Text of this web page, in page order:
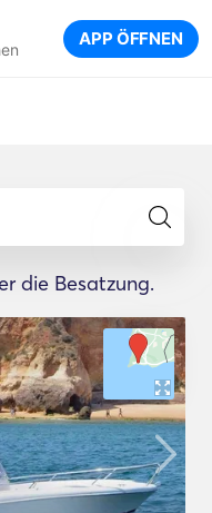
APP ÖFFNEN
die Besatzung.